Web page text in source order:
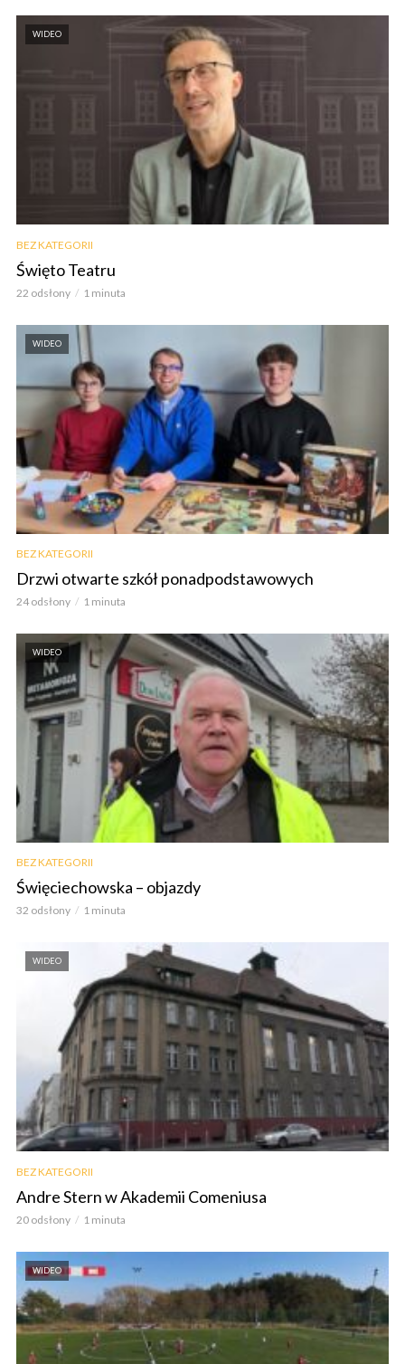
WIDEO
BEZ KATEGORII
Święto Teatru
22 odsłony 1 minuta
WIDEO
BEZ KATEGORII
Drzwi otwarte szkół ponadpodstawowych
24 odsłony 1 minuta
WIDEO
BEZ KATEGORII
Święciechowska – objazdy
32 odsłony 1 minuta
WIDEO
BEZ KATEGORII
Andre Stern w Akademii Comeniusa
20 odsłony 1 minuta
WIDEO